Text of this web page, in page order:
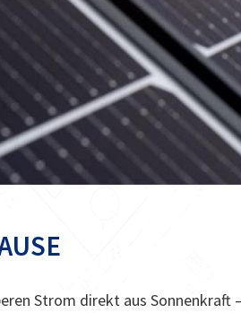
Strom direkt aus Sonnenkraft